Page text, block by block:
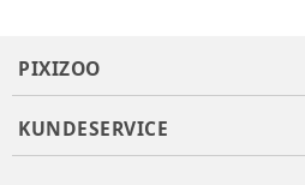
PIXIZOO
KUNDESERVICE